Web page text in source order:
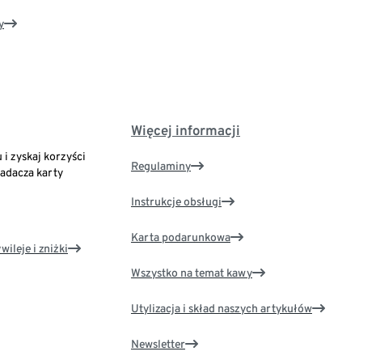
i zyskaj korzyści
karty
i zniżki
Więcej informacji
Regulaminy
Instrukcje obsługi
Karta podarunkowa
Wszystko na temat kawy
Utylizacja i skład naszych artykułów
Newsletter